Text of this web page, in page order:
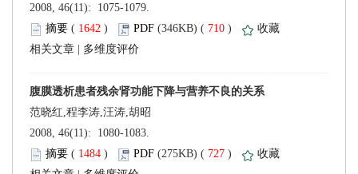
2008, 46(11): 1075-1079.
(
) 710 )
范晓红,程李涛,汪涛,胡昭
2008, 46(11): 1080-1083.
(
) 727 )